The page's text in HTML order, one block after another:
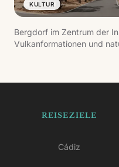
KULTUR
Bergdorf im Zentrum der
Vulkanformationen und
REISEZIELE
Cádiz